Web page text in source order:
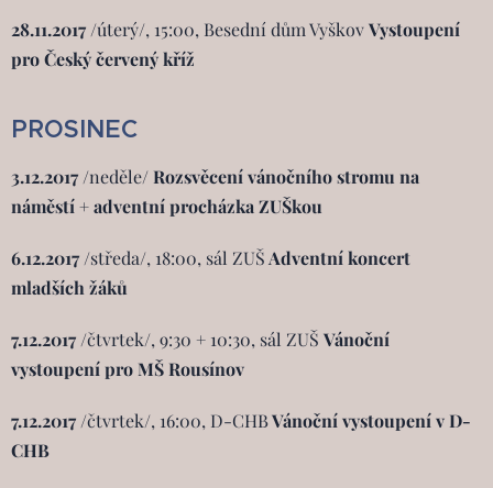
28.11.2017 /úterý/, 15:00, Besední dům VyškovVystoupení
pro Český červený kříž
PROSINEC
3.12.2017 /neděle/Rozsvěcení vánočního stromu na
náměstí+ adventní procházka ZUŠkou
6.12.2017 /středa/, 18:00, sál ZUŠ Adventní koncert
mladších žáků
7.12.2017 /čtvrtek/, 9:30 + 10:30, sál ZUŠ Vánoční
vystoupení pro MŠ Rousínov
7.12.2017 /čtvrtek/, 16:00, D-CHBVánoční vystoupení v D-
CHB